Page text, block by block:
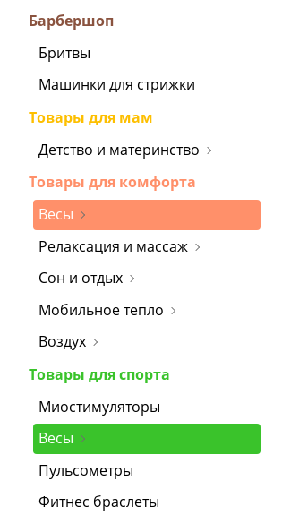
Барбершоп
Бритвы
Машинки для стрижки
Товары для мам
Детство и материнство
Товары для комфорта
Весы
Релаксация и массаж
Сон и отдых
Мобильное тепло
Воздух
Товары для спорта
Миостимуляторы
Весы
Пульсометры
Фитнес браслеты